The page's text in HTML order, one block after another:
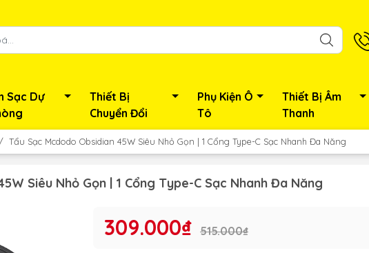
Sạc Dự
Thiết Bị
Chuyển Đổi
Phụ Kiện Ô
Tô
Thiết Bị Âm
Thanh
/ Tẩu Sạc Mcdodo Obsidian 45W Siêu Nhỏ Gọn | 1 Cổng Type-C Sạc Nhanh Đa Năng
Siêu Nhỏ Gọn | 1 Cổng Type-C Sạc Nhanh Đa Năng
309.000₫ 515.000₫